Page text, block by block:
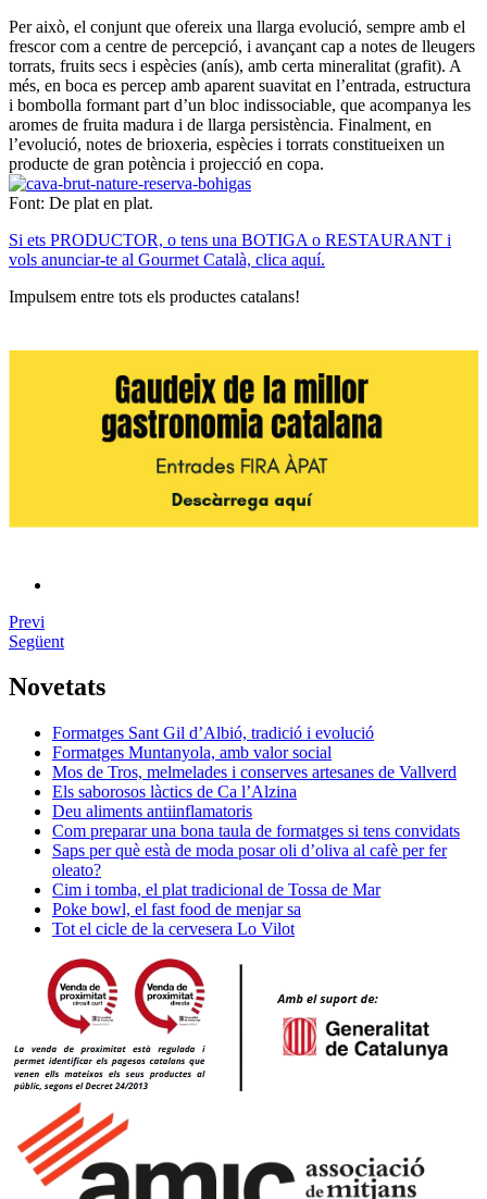
Per això, el conjunt que ofereix una llarga evolució, sempre amb el
frescor com a centre de percepció, i avançant cap a notes de lleugers
torrats, fruits secs i espècies (anís), amb certa mineralitat (grafit). A
més, en boca es percep amb aparent suavitat en l’entrada, estructura
i bombolla formant part d’un bloc indissociable, que acompanya les
aromes de fruita madura i de llarga persistència. Finalment, en
l’evolució, notes de brioxeria, espècies i torrats constitueixen un
producte de gran potència i projecció en copa.
Font: De plat en plat.
Si ets PRODUCTOR, o tens una BOTIGA o RESTAURANT i
vols anunciar-te al Gourmet Català, clica aquí.
Impulsem entre tots els productes catalans!
Previ
Següent
Novetats
Formatges Sant Gil d’Albió, tradició i evolució
Formatges Muntanyola, amb valor social
Mos de Tros, melmelades i conserves artesanes de Vallverd
Els saborosos làctics de Ca l’Alzina
Deu aliments antiinflamatoris
Com preparar una bona taula de formatges si tens convidats
Saps per què està de moda posar oli d’oliva al cafè per fer
oleato?
Cim i tomba, el plat tradicional de Tossa de Mar
Poke bowl, el fast food de menjar sa
Tot el cicle de la cervesera Lo Vilot